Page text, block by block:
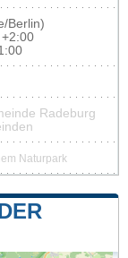
Berlin)
Radeburg
Naturpark